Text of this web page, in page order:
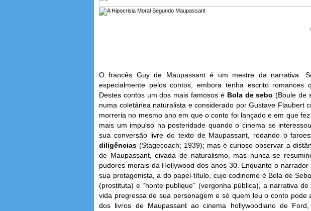
O francês Guy de Maupassant é um mestre da narrativa.
especialmente pelos contos, embora tenha escrito romances
Destes contos um dos mais famosos é Bola de sebo(Boule de
numa coletânea naturalista e considerado por Gustave Flaubert
morreria no mesmo ano em que o conto foi lançado e em que
mais um impulso na posteridade quando o cinema se
sua conversão livre do texto de Maupassant, rodando o
diligências(Stagecoach; 1939); mas é curioso observar a
de Maupassant, eivada de naturalismo, mas nunca se
pudores morais da Hollywood dos anos 30. Enquanto o
sua protagonista, a do papel-título, cujo codinome é Bola de
(prostituta) e “honte publique” (vergonha pública), a narrativa
vida pregressa de sua personagem e só quem leu o conto pode
dos livros de Maupassant ao cinema hollywoodiano de